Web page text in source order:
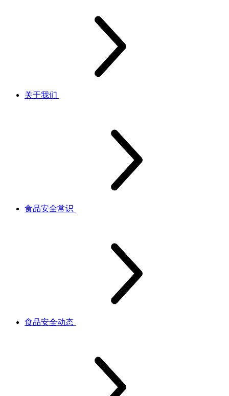
关于我们
食品安全常识
食品安全动态